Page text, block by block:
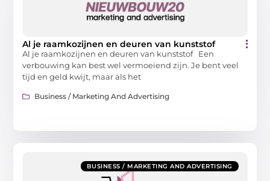
Al je raamkozijnen en deuren van kunststof
Al je raamkozijnen en deuren van kunststof Een
verbouwing kan best wel vermoeiend zijn. Je bent veel
tijd en geld kwijt, maar als het
Business / Marketing And Advertising
BUSINESS / MARKETING AND ADVERTISING